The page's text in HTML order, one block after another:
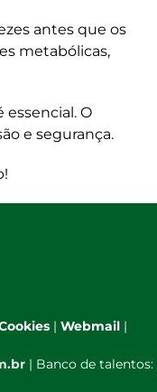
antes que os
metabólicas,
O
e segurança.
!
| Webmail|
| Banco de talentos: